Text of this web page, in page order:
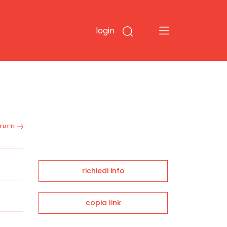
login
richiedi info
copia link